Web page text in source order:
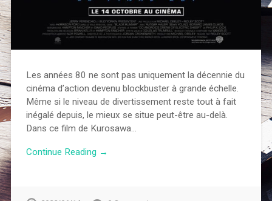
Les années 80 ne sont pas uniquement la décennie du
cinéma d’action devenu blockbuster à grande échelle.
Même si le niveau de divertissement reste tout à fait
inégalé depuis, le mieux se situe peut-être au-delà.
Dans ce film de Kurosawa…
Continue Reading →